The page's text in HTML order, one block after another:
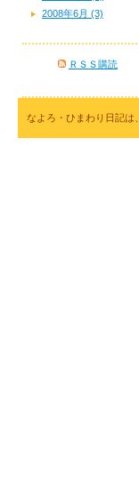
2008年6月 (3)
ＲＳＳ購読
なよろ・ひまわり日記は